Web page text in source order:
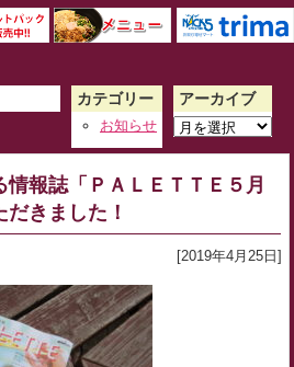
カテゴリー
お知らせ
アーカイブ
ア
イ
情報誌「ＰＡＬＥＴＴＥ５月
きました！
[2019年4月25日]